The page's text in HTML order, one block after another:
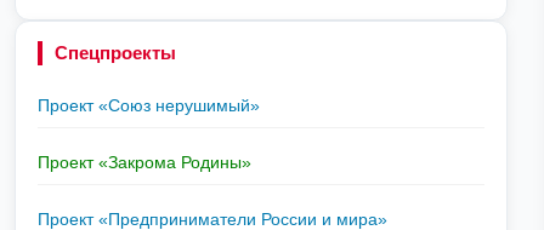
Спецпроекты
Проект «Союз нерушимый»
Проект «Закрома Родины»
Проект «Предприниматели России и мира»